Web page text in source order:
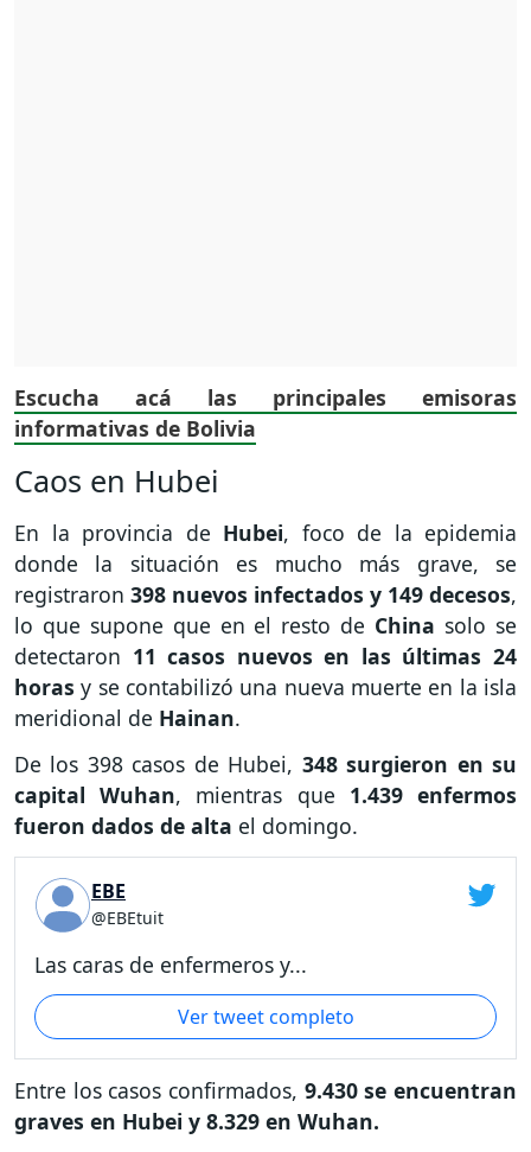
Escucha acá las principales emisoras
informativas de Bolivia
Caos en Hubei
En la provincia de Hubei, foco de la epidemia
donde la situación es mucho más grave, se
registraron 398 nuevos infectados y 149 decesos,
lo que supone que en el resto de China solo se
detectaron 11 casos nuevos en las últimas 24
horas y se contabilizó una nueva muerte en la isla
meridional de Hainan.
De los 398 casos de Hubei, 348 surgieron en su
capital Wuhan, mientras que 1.439 enfermos
fueron dados de alta el domingo.
EBE
@EBEtuit
Las caras de enfermeros y...
Ver tweet completo
Entre los casos confirmados, 9.430 se encuentran
graves en Hubei y 8.329 en Wuhan.